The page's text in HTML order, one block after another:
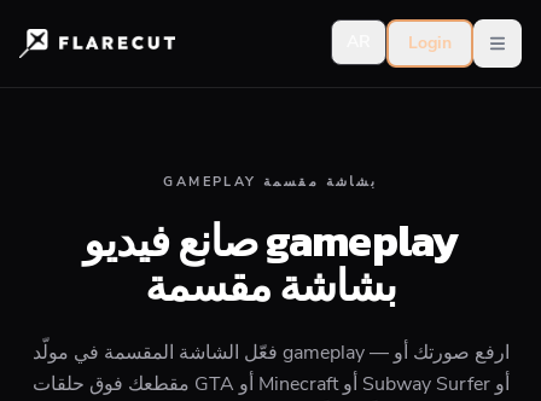
Login
GAMEPLAY بشاشة مقسمة
صانع فيديو gameplay
بشاشة مقسمة
فعّل الشاشة المقسمة في مولّد gameplay — ارفع صورتك أو
مقطعك فوق حلقات GTA أو Minecraft أو Subway Surfer أو